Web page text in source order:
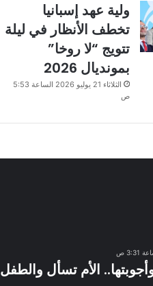
ولية عهد إسبانيا
تخطف الأنظار في ليلة
تتويج “لا روخا”
بمونديال 2026
الثلاثاء 21 يوليو 2026 الساعة 5:53
ص
الأم تسأل والطفل